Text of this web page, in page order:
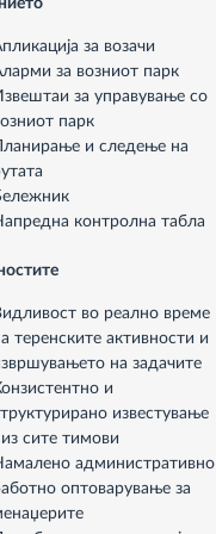
за возачи
за возниот парк
за управување со
парк
Планирање и следење на
контролна табла
во реално време
теренските активности и
на задачите
и
известување
сите тимови
административно
оптоварување за